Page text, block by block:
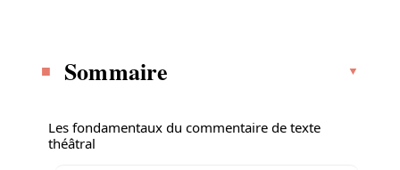
Sommaire
Les fondamentaux du commentaire de texte
théâtral